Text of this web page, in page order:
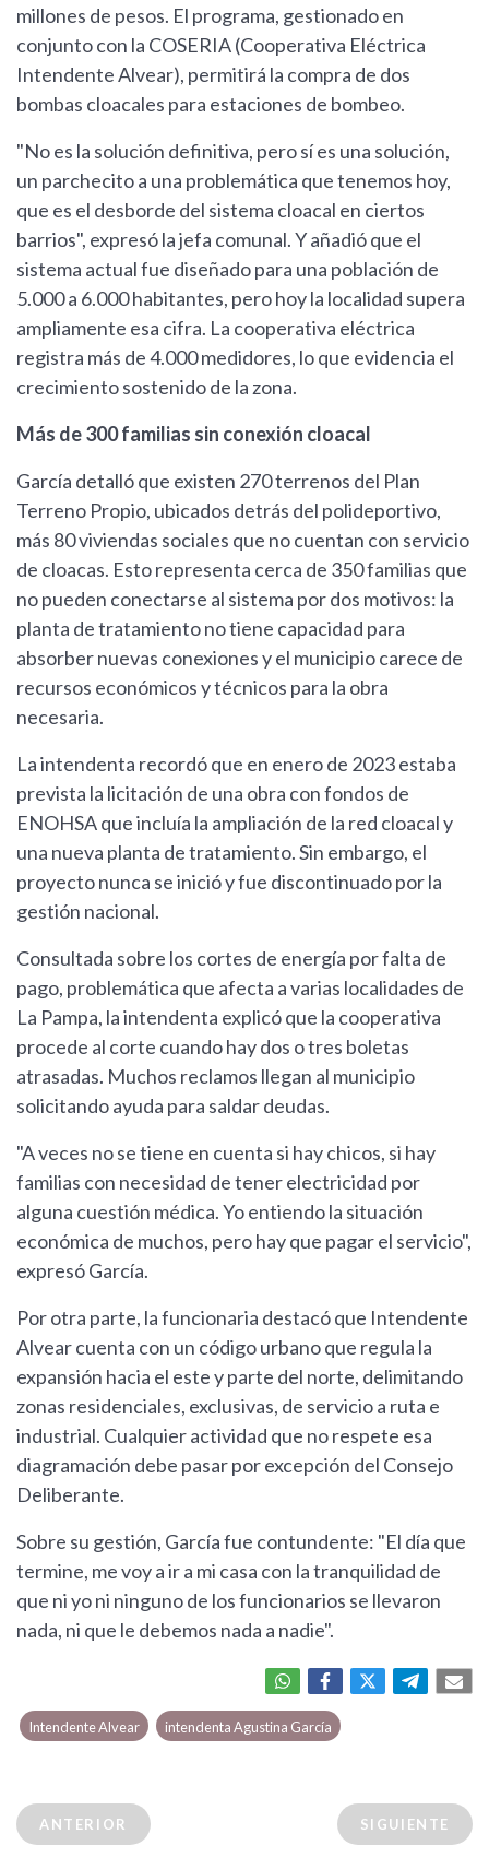
millones de pesos. El programa, gestionado en
conjunto con la COSERIA (Cooperativa Eléctrica
Intendente Alvear), permitirá la compra de dos
bombas cloacales para estaciones de bombeo.
"No es la solución definitiva, pero sí es una solución,
un parchecito a una problemática que tenemos hoy,
que es el desborde del sistema cloacal en ciertos
barrios", expresó la jefa comunal. Y añadió que el
sistema actual fue diseñado para una población de
5.000 a 6.000 habitantes, pero hoy la localidad supera
ampliamente esa cifra. La cooperativa eléctrica
registra más de 4.000 medidores, lo que evidencia el
crecimiento sostenido de la zona.
Más de 300 familias sin conexión cloacal
García detalló que existen 270 terrenos del Plan
Terreno Propio, ubicados detrás del polideportivo,
más 80 viviendas sociales que no cuentan con servicio
de cloacas. Esto representa cerca de 350 familias que
no pueden conectarse al sistema por dos motivos: la
planta de tratamiento no tiene capacidad para
absorber nuevas conexiones y el municipio carece de
recursos económicos y técnicos para la obra
necesaria.
La intendenta recordó que en enero de 2023 estaba
prevista la licitación de una obra con fondos de
ENOHSA que incluía la ampliación de la red cloacal y
una nueva planta de tratamiento. Sin embargo, el
proyecto nunca se inició y fue discontinuado por la
gestión nacional.
Consultada sobre los cortes de energía por falta de
pago, problemática que afecta a varias localidades de
La Pampa, la intendenta explicó que la cooperativa
procede al corte cuando hay dos o tres boletas
atrasadas. Muchos reclamos llegan al municipio
solicitando ayuda para saldar deudas.
"A veces no se tiene en cuenta si hay chicos, si hay
familias con necesidad de tener electricidad por
alguna cuestión médica. Yo entiendo la situación
económica de muchos, pero hay que pagar el servicio",
expresó García.
Por otra parte, la funcionaria destacó que Intendente
Alvear cuenta con un código urbano que regula la
expansión hacia el este y parte del norte, delimitando
zonas residenciales, exclusivas, de servicio a ruta e
industrial. Cualquier actividad que no respete esa
diagramación debe pasar por excepción del Consejo
Deliberante.
Sobre su gestión, García fue contundente: "El día que
termine, me voy a ir a mi casa con la tranquilidad de
que ni yo ni ninguno de los funcionarios se llevaron
nada, ni que le debemos nada a nadie".
Intendente Alvear intendenta Agustina García
ANTERIOR SIGUIENTE